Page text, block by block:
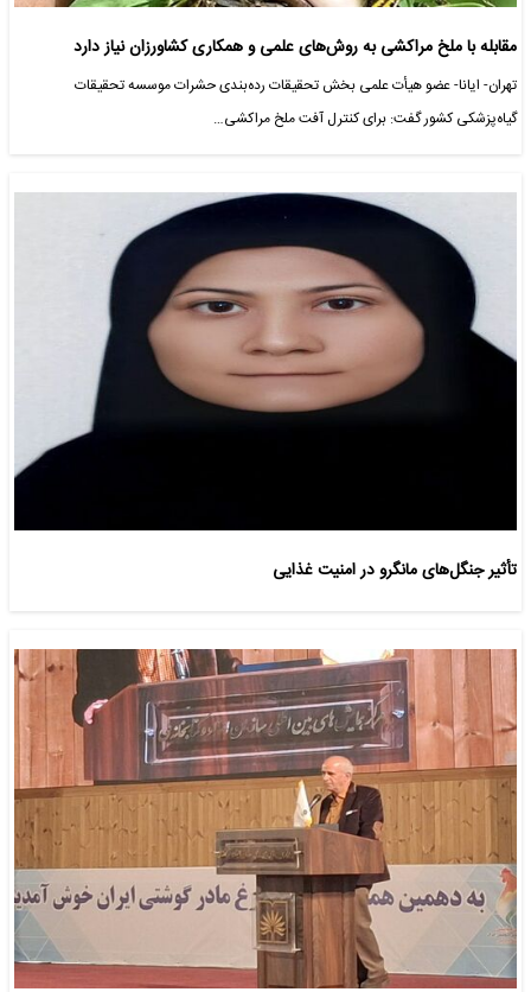
مقابله با ملخ مراکشی به روش‌های علمی و همکاری کشاورزان نیاز دارد
تهران- ایانا- عضو هیأت علمی بخش تحقیقات رده‌بندی حشرات موسسه تحقیقات
گیاه‌پزشکی کشور گفت: برای کنترل آفت ملخ مراکشی…
تأثیر جنگل‌های مانگرو در امنیت غذایی